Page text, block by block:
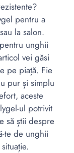
pentru a
la salon.
unghii
vei găsi
pe piață. Fie
pur și simplu
aceste
ul potrivit
să știi despre
te de unghii